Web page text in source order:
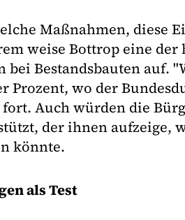
Maßnahmen, diese
weise Bottrop eine der
bei Bestandsbauten auf.
wo der
Auch würden die
der ihnen aufzeige,
könnte.
als Test